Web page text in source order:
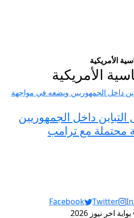
الأمريكية
الأمريكية
داخل الجمهوريين
محتملة مع ترامب
Facebook Twitter
اخر نيوز 2026